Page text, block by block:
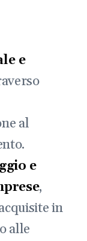
e
al
e
,
in
alle